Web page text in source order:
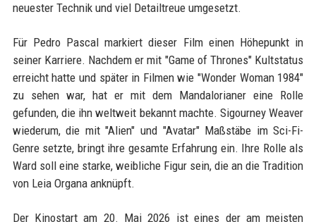
neuester Technik und viel Detailtreue umgesetzt.
Für Pedro Pascal markiert dieser Film einen Höhepunkt in
seiner Karriere. Nachdem er mit "Game of Thrones" Kultstatus
erreicht hatte und später in Filmen wie "Wonder Woman 1984"
zu sehen war, hat er mit dem Mandalorianer eine Rolle
gefunden, die ihn weltweit bekannt machte. Sigourney Weaver
wiederum, die mit "Alien" und "Avatar" Maßstäbe im Sci-Fi-
Genre setzte, bringt ihre gesamte Erfahrung ein. Ihre Rolle als
Ward soll eine starke, weibliche Figur sein, die an die Tradition
von Leia Organa anknüpft.
Der Kinostart am 20. Mai 2026 ist eines der am meisten